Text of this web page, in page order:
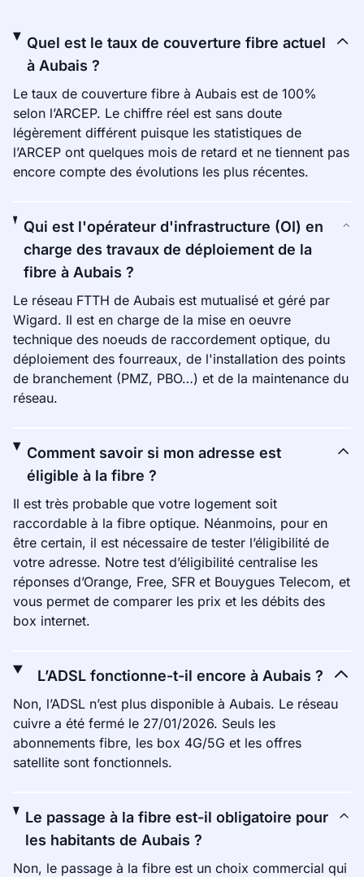
Quel est le taux de couverture fibre actuel
à Aubais ?
Le taux de couverture fibre à Aubais est de 100%
selon l’ARCEP. Le chiffre réel est sans doute
légèrement différent puisque les statistiques de
l’ARCEP ont quelques mois de retard et ne tiennent pas
encore compte des évolutions les plus récentes.
Qui est l'opérateur d'infrastructure (OI) en
charge des travaux de déploiement de la
fibre à Aubais ?
Le réseau FTTH de Aubais est mutualisé et géré par
Wigard. Il est en charge de la mise en oeuvre
technique des noeuds de raccordement optique, du
déploiement des fourreaux, de l'installation des points
de branchement (PMZ, PBO…) et de la maintenance du
réseau.
Comment savoir si mon adresse est
éligible à la fibre ?
Il est très probable que votre logement soit
raccordable à la fibre optique. Néanmoins, pour en
être certain, il est nécessaire de tester l’éligibilité de
votre adresse. Notre test d’éligibilité centralise les
réponses d’Orange, Free, SFR et Bouygues Telecom, et
vous permet de comparer les prix et les débits des
box internet.
L’ADSL fonctionne-t-il encore à Aubais ?
Non, l’ADSL n’est plus disponible à Aubais. Le réseau
cuivre a été fermé le 27/01/2026. Seuls les
abonnements fibre, les box 4G/5G et les offres
satellite sont fonctionnels.
Le passage à la fibre est-il obligatoire pour
les habitants de Aubais ?
Non, le passage à la fibre est un choix commercial qui